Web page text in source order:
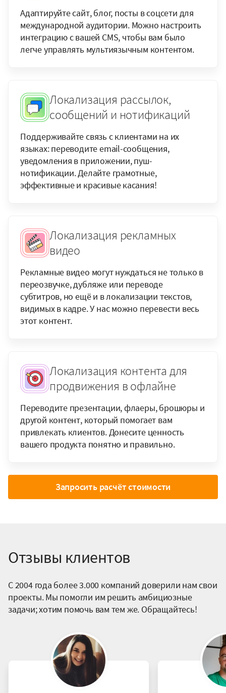
Адаптируйте сайт, блог, посты в соцсети для
международной аудитории. Можно настроить
интеграцию с вашей CMS, чтобы вам было
легче управлять мультиязычным контентом.
Локализация рассылок,
сообщений и нотификаций
Поддерживайте связь с клиентами на их
языках: переводите email-сообщения,
уведомления в приложении, пуш-
нотификации. Делайте грамотные,
эффективные и красивые касания!
Локализация рекламных
видео
Рекламные видео могут нуждаться не только в
переозвучке, дубляже или переводе
субтитров, но ещё и в локализации текстов,
видимых в кадре. У нас можно перевести весь
этот контент.
Локализация контента для
продвижения в офлайне
Переводите презентации, флаеры, брошюры и
другой контент, который помогает вам
привлекать клиентов. Донесите ценность
вашего продукта понятно и правильно.
Запросить расчёт стоимости
Отзывы клиентов
С 2004 года более 3.000 компаний доверили нам свои
проекты. Мы помогли им решить амбициозные
задачи; хотим помочь вам тем же. Обращайтесь!